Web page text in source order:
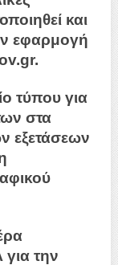
και
εφαρμογή
τύπου για
στα
εξετάσεων
την